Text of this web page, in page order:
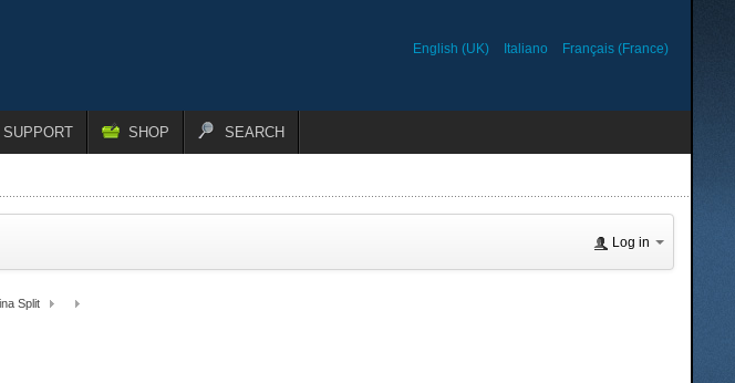
English (UK) Italiano Français (France)
SUPPORT SHOP SEARCH
Log in
Split